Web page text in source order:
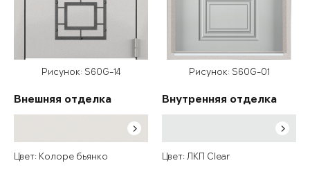
Рисунок: S60G-14
Внешняя отделка
Цвет: Колоре бьянко
Рисунок: S60G-01
Внутренняя отделка
Цвет: ЛКП Clear